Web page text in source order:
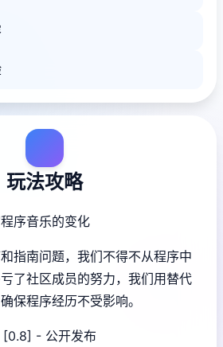
玩法攻略
序音乐的变化
指南问题，我们不得不从程序中
了社区成员的努力，我们用替代
保程序经历不受影响。
[0.8] - 公开发布